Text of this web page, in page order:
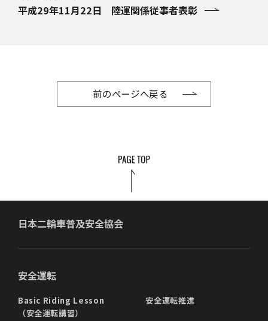
平成29年11月22日 陸運関係従事者表彰
前のページへ戻る
日本二輪車普及安全協会
安全運転
Basic Riding Lesson
（安全運転講習）
安全運転推進